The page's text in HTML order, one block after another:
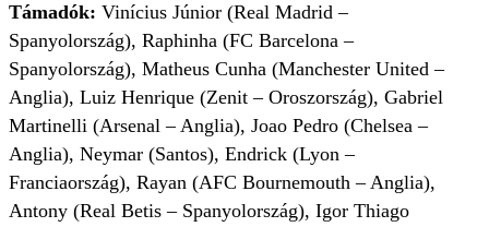
Támadók: Vinícius Júnior (Real Madrid –
Spanyolország), Raphinha (FC Barcelona –
Spanyolország), Matheus Cunha (Manchester United –
Anglia), Luiz Henrique (Zenit – Oroszország), Gabriel
Martinelli (Arsenal – Anglia), Joao Pedro (Chelsea –
Anglia), Neymar (Santos), Endrick (Lyon –
Franciaország), Rayan (AFC Bournemouth – Anglia),
Antony (Real Betis – Spanyolország), Igor Thiago